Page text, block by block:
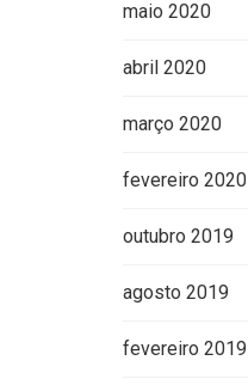
maio 2020
abril 2020
março 2020
fevereiro 2020
outubro 2019
agosto 2019
fevereiro 2019